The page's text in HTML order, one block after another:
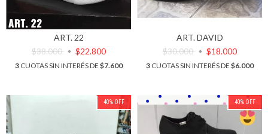
ART. 22
$38.000
$22.800
3CUOTAS SIN INTERÉS DE $7.600
ART. DAVID
$30.000
$18.000
3CUOTAS SIN INTERÉS DE $6.000
40% OFF 40% OFF